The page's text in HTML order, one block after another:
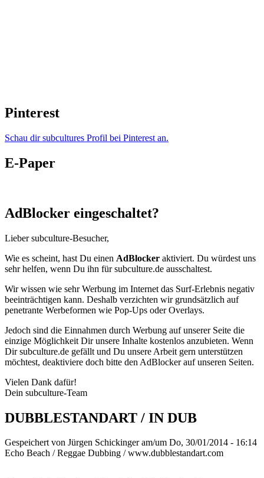
Pinterest
Schau dir subcultures Profil bei Pinterest an.
E-Paper
AdBlocker eingeschaltet?
Lieber subculture-Besucher,
Wie es scheint, hast Du einen AdBlocker aktiviert. Du würdest uns
sehr helfen, wenn Du ihn für subculture.de ausschaltest.
Wir wissen wie sehr Werbung im Internet das Surf-Erlebnis negativ
beeinträchtigen kann. Deshalb verzichten wir grundsätzlich auf
penetrante Werbeformen wie Pop-Ups oder Overlays.
Jedoch sind die Einnahmen durch Werbung auf unserer Seite die
einzige Möglichkeit Dir unsere Inhalte kostenlos anzubieten. Wenn
Dir subculture.de gefällt und Du unsere Arbeit gern unterstützen
möchtest, deaktiviere doch bitte den AdBlocker auf unseren Seiten.
Vielen Dank dafür!
Dein subculture-Team
DUBBLESTANDART / IN DUB
Gespeichert von Jürgen Schickingeram/um Do, 30/01/2014 - 16:14
Echo Beach / Reggae Dubbing / www.dubblestandart.com